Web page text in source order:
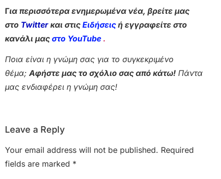
Για περισσότερα ενημερωμένα νέα, βρείτε μας
στο Twitter και στις Ειδήσεις ή εγγραφείτε στο
κανάλι μας στο YouTube .
Ποια είναι η γνώμη σας για το συγκεκριμένο
θέμα;Αφήστε μας το σχόλιο σας από κάτω! Πάντα
μας ενδιαφέρει η γνώμη σας!
Leave a Reply
Your email address will not be published. Required
fields are marked *